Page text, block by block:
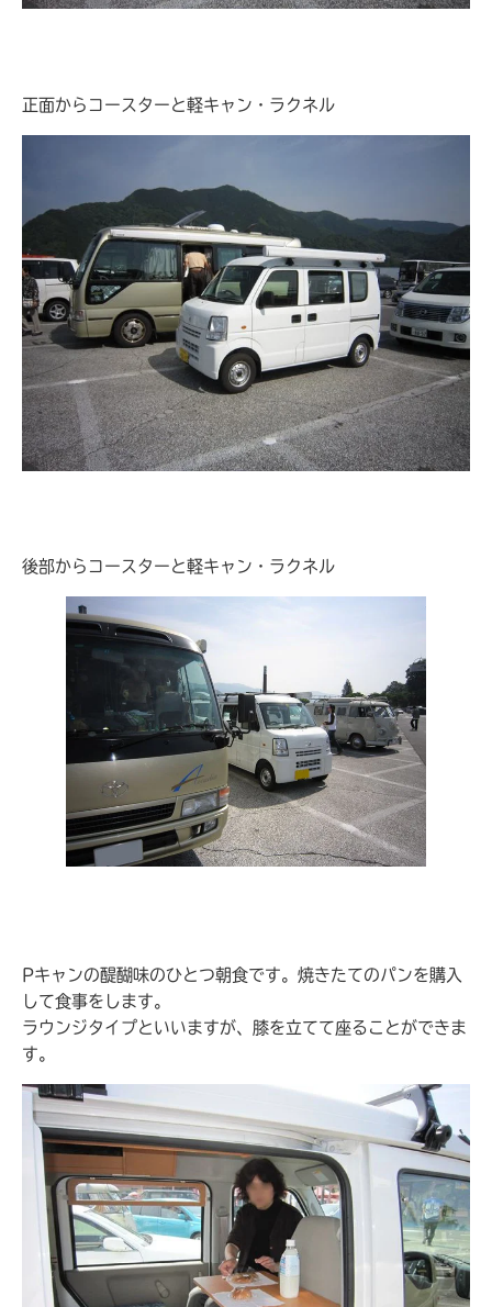
正面からコースターと軽キャン・ラクネル
後部からコースターと軽キャン・ラクネル
Pキャンの醍醐味のひとつ朝食です。焼きたてのパンを購入
して食事をします。
ラウンジタイプといいますが、膝を立てて座ることができま
す。